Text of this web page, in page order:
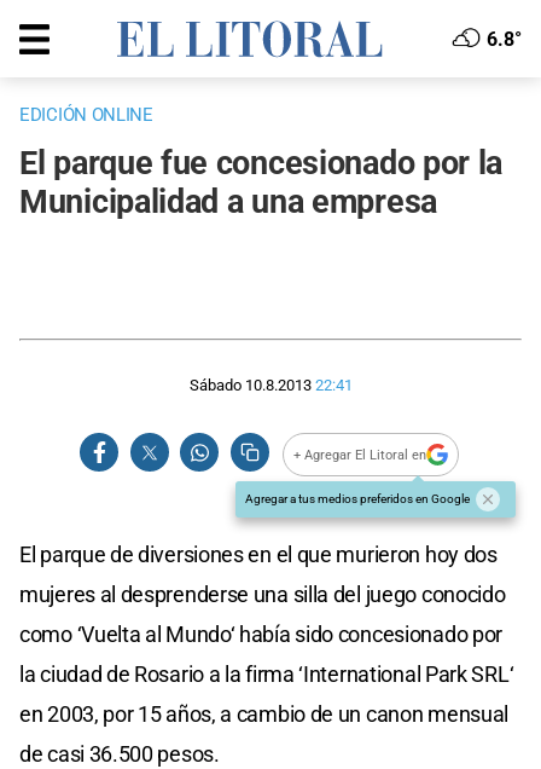
6.8°
EDICIÓN ONLINE
El parque fue concesionado por la
Municipalidad a una empresa
Sábado 10.8.2013 22:41
+ Agregar El Litoral en
Agregar a tus medios preferidos en Google
El parque de diversiones en el que murieron hoy dos
mujeres al desprenderse una silla del juego conocido
como ‘Vuelta al Mundo‘ había sido concesionado por
la ciudad de Rosario a la firma ‘International Park SRL‘
en 2003, por 15 años, a cambio de un canon mensual
de casi 36.500 pesos.